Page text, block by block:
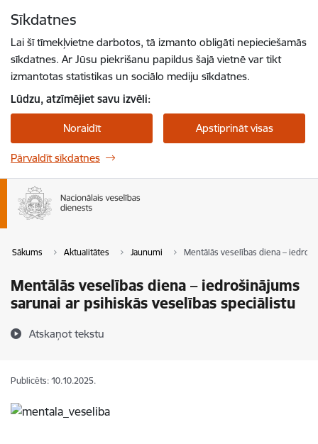
Sīkdatnes
Lai šī tīmekļvietne darbotos, tā izmanto obligāti nepieciešamās
sīkdatnes. Ar Jūsu piekrišanu papildus šajā vietnē var tikt
izmantotas statistikas un sociālo mediju sīkdatnes.
Lūdzu, atzīmējiet savu izvēli:
Noraidīt Apstiprināt visas
Pārvaldīt sīkdatnes
Sākums Aktualitātes Jaunumi Mentālās veselības diena –
Mentālās veselības diena – iedrošinājums
sarunai ar psihiskās veselības speciālistu
Atskaņot tekstu
Publicēts: 10.10.2025.